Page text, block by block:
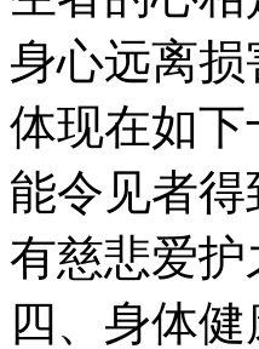
身心远离
体现在如
能令见者
有慈悲爱
四、身体